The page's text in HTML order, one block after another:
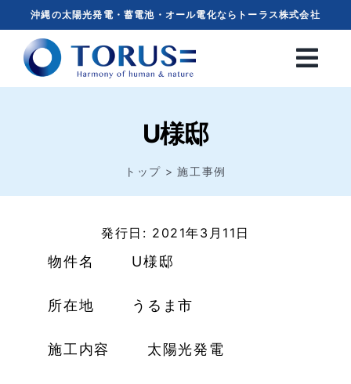
content
沖縄の太陽光発電・蓄電池・オール電化ならトーラス株式会社
U様邸
トップ 施工事例
発行日: 2021年3月11日
物件名 U様邸
所在地 うるま市
施工内容 太陽光発電